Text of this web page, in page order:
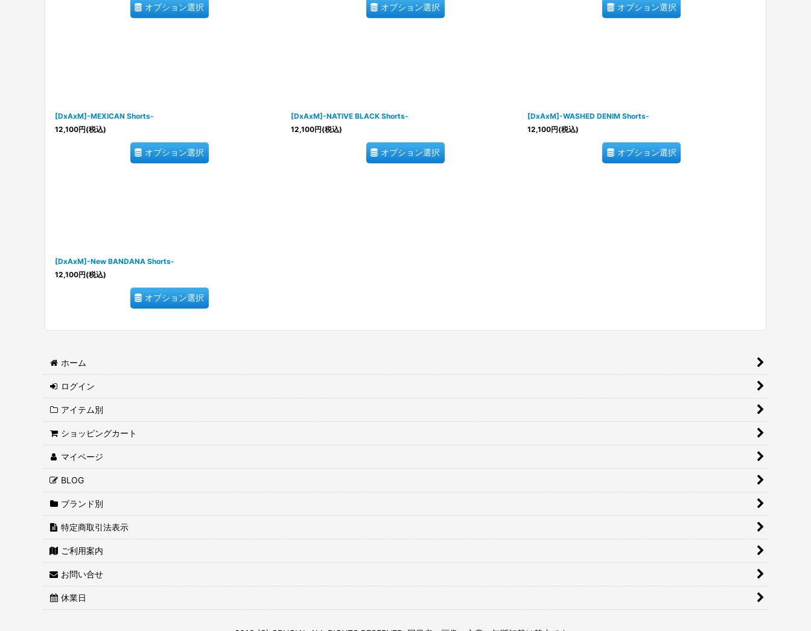
オプション選択 オプション選択 オプション選択
[DxAxM]-MEXICAN Shorts-
12,100円(税込)
オプション選択
[DxAxM]-NATIVE BLACK Shorts-
12,100円(税込)
オプション選択
[DxAxM]-WASHED DENIM Shorts-
12,100円(税込)
オプション選択
[DxAxM]-New BANDANA Shorts-
12,100円(税込)
オプション選択
ホーム
ログイン
アイテム別
ショッピングカート
マイページ
BLOG
ブランド別
特定商取引法表示
ご利用案内
お問い合せ
休業日